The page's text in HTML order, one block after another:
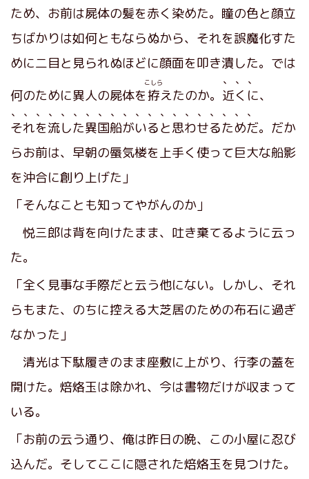
ため、お前は屍体の髪を赤く染めた。瞳の色と顔立
ちばかりは如何ともならぬから、それを誤魔化すた
めに二目と見られぬほどに顔面を叩き潰した。では
何のために異人の屍体を 拵
こしら
えたのか。 近くに
、、、
、
それを流した異国船がいると思わせるためだ
、、、、、、、、、、、、、、、、、、、、
。だか
らお前は、早朝の蜃気楼を上手く使って巨大な船影
を沖合に創り上げた」
「そんなことも知ってやがんのか」
悦三郎は背を向けたまま、吐き棄てるように云っ
た。
「全く見事な手際だと云う他にない。しかし、それ
らもまた、のちに控える大芝居のための布石に過ぎ
なかった」
清光は下駄履きのまま座敷に上がり、行李の蓋を
開けた。焙烙玉は除かれ、今は書物だけが収まって
いる。
「お前の云う通り、俺は昨日の晩、この小屋に忍び
込んだ。そしてここに隠された焙烙玉を見つけた。